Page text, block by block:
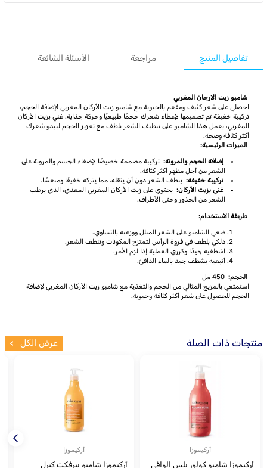
تفاصيل المنتج مراجعة الأسئلة الشائعة
شامبو زيت الارجان المغربي
احصلي على شعر كثيف ومفعم بالحيوية مع شامبو زيت الأركان المغربي لإضافة الحجم،
تركيبة خفيفة تم تصميمها لإعطاء شعرك حجمًا طبيعيًا وحركة جذابة. غني بزيت الأركان
المغربي، يعمل هذا الشامبو على تنظيف الشعر بلطف مع تعزيز الحجم ليبدو شعرك
أكثر كثافة وصحة.
الميزات الرئيسية:
إضافة الحجم والمرونة: تركيبة مصممة خصيصًا لإضفاء الجسم والمرونة على
الشعر من أجل مظهر أكثر كثافة.
تركيبة خفيفة: ينظف الشعر دون أن يثقله، مما يتركه خفيفًا ومنعشًا.
غني بزيت الأركان: يحتوي على زيت الأركان المغربي المغذي، الذي يرطب
الشعر من الجذور وحتى الأطراف.
طريقة الاستخدام:
ضعي الشامبو على الشعر المبلل ووزعيه بالتساوي.
دلكي بلطف في فروة الرأس لتمتزج المكونات وتنظف الشعر.
اشطفيه جيدًا وكرري العملية إذا لزم الأمر.
أتبعيه بشطف جيد بالماء الدافئ.
الحجم: 450 مل
استمتعي بالمزيج المثالي من الحجم والتغذية مع شامبو زيت الأركان المغربي لإضافة
الحجم للحصول على شعر أكثر كثافة وحيوية.
منتجات ذات الصلة عرض الكل
أركيموزا
أركيموزا شامبو كولور بلس الواقي
أركيموزا
أركيموزا شامبو بيرفكت كيرل